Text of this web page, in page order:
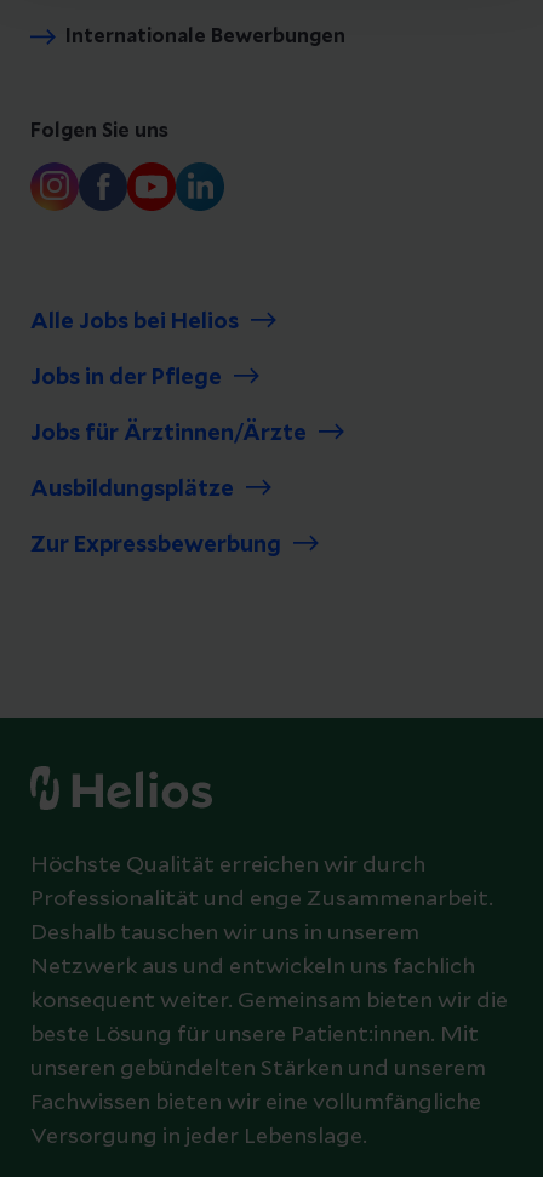
Internationale Bewerbungen
Folgen Sie uns
Alle Jobs bei Helios
Jobs in der Pflege
Jobs für Ärztinnen/Ärzte
Ausbildungsplätze
Zur Expressbewerbung
Höchste Qualität erreichen wir durch
Professionalität und enge Zusammenarbeit.
Deshalb tauschen wir uns in unserem
Netzwerk aus und entwickeln uns fachlich
konsequent weiter. Gemeinsam bieten wir die
beste Lösung für unsere Patient:innen. Mit
unseren gebündelten Stärken und unserem
Fachwissen bieten wir eine vollumfängliche
Versorgung in jeder Lebenslage.